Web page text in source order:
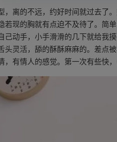
，离的不远，约好时间就过去了
若现的胸就有点迫不及待了。简
己动手，小手滑滑的几下就给我
头灵活，舔的酥酥麻麻的。差点
，有情人的感觉。第一次有些快